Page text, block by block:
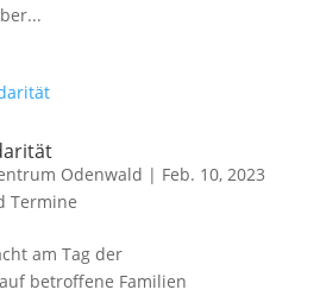
Odenwald | Feb. 10, 2023
Termine
am Tag der
betroffene Familien